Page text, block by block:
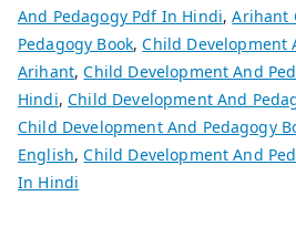
And Pedagogy Pdf In Hindi,Arihant
Pedagogy Book,Child Development
Arihant,Child Development And
Hindi,Child Development And
Child Development And Pedagogy
English,Child Development And
In Hindi